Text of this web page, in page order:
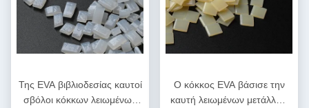
Της EVA βιβλιοδεσίας καυτοί
σβόλοι κόκκων λειωμένων
Ο κόκκος EVA βάσισε την
καυτή λειωμένων μετάλλων